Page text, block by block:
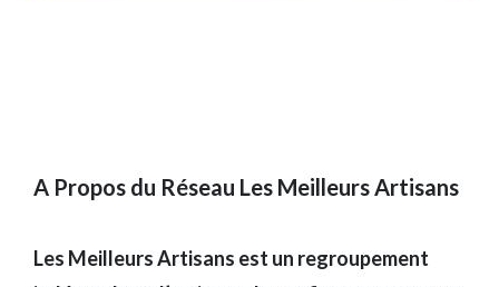
A Propos du Réseau Les Meilleurs Artisans
Les Meilleurs Artisans est un regroupement